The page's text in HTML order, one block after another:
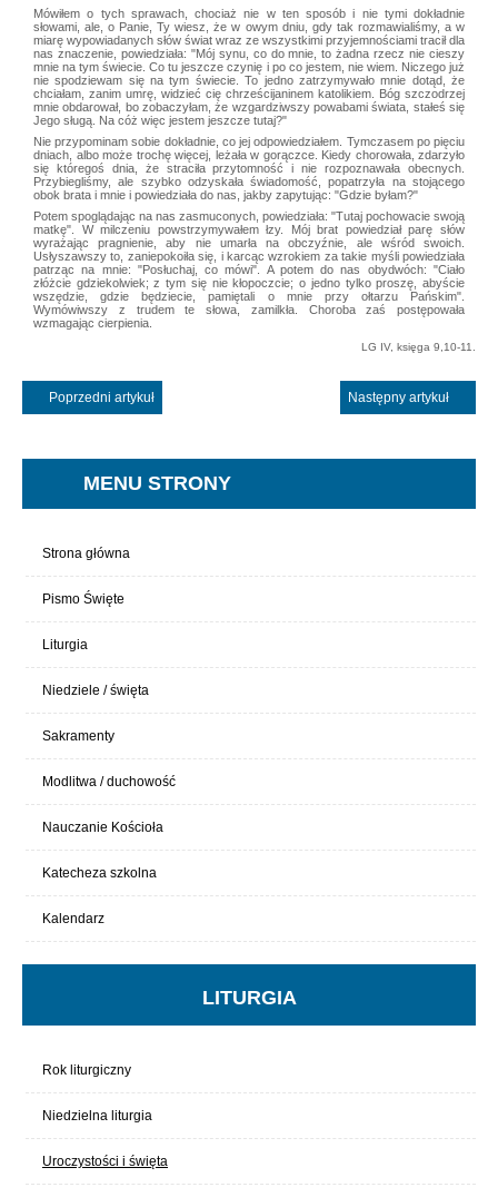
Mówiłem o tych sprawach, chociaż nie w ten sposób i nie tymi dokładnie
słowami, ale, o Panie, Ty wiesz, że w owym dniu, gdy tak rozmawialiśmy, a w
miarę wypowiadanych słów świat wraz ze wszystkimi przyjemnościami tracił dla
nas znaczenie, powiedziała: "Mój synu, co do mnie, to żadna rzecz nie cieszy
mnie na tym świecie. Co tu jeszcze czynię i po co jestem, nie wiem. Niczego już
nie spodziewam się na tym świecie. To jedno zatrzymywało mnie dotąd, że
chciałam, zanim umrę, widzieć cię chrześcijaninem katolikiem. Bóg szczodrzej
mnie obdarował, bo zobaczyłam, że wzgardziwszy powabami świata, stałeś się
Jego sługą. Na cóż więc jestem jeszcze tutaj?"
Nie przypominam sobie dokładnie, co jej odpowiedziałem. Tymczasem po pięciu
dniach, albo może trochę więcej, leżała w gorączce. Kiedy chorowała, zdarzyło
się któregoś dnia, że straciła przytomność i nie rozpoznawała obecnych.
Przybiegliśmy, ale szybko odzyskała świadomość, popatrzyła na stojącego
obok brata i mnie i powiedziała do nas, jakby zapytując: "Gdzie byłam?"
Potem spoglądając na nas zasmuconych, powiedziała: "Tutaj pochowacie swoją
matkę". W milczeniu powstrzymywałem łzy. Mój brat powiedział parę słów
wyrażając pragnienie, aby nie umarła na obczyźnie, ale wśród swoich.
Usłyszawszy to, zaniepokoiła się, i karcąc wzrokiem za takie myśli powiedziała
patrząc na mnie: "Posłuchaj, co mówi". A potem do nas obydwóch: "Ciało
złóżcie gdziekolwiek; z tym się nie kłopoczcie; o jedno tylko proszę, abyście
wszędzie, gdzie będziecie, pamiętali o mnie przy ołtarzu Pańskim".
Wymówiwszy z trudem te słowa, zamilkła. Choroba zaś postępowała
wzmagając cierpienia.
LG IV, księga 9,10-11.
Poprzedni artykuł Następny artykuł
MENU STRONY
Strona główna
Pismo Święte
Liturgia
Niedziele / święta
Sakramenty
Modlitwa / duchowość
Nauczanie Kościoła
Katecheza szkolna
Kalendarz
LITURGIA
Rok liturgiczny
Niedzielna liturgia
Uroczystości i święta